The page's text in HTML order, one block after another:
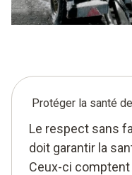
Protéger la santé
Le respect sans
doit garantir la
Ceux-ci